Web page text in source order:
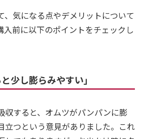
、気になる点やデメリットについて
入前に以下のポイントをチェックし
少し膨らみやすい」
収すると、オムツがパンパンに膨
立つという意見がありました。これ